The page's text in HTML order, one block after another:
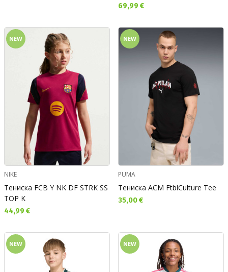
Текуща цена:
69,99 €
NEW
NIKE
Тениска FCB Y NK DF STRK SS
TOP K
Текуща цена:
44,99 €
NEW
PUMA
Тениска ACM FtblCulture Tee
Текуща цена:
35,00 €
NEW NEW